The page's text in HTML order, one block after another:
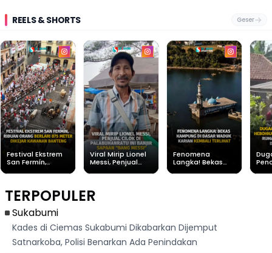
REELS & SHORTS Geser
Festival Ekstrem
San Fermín,
Banteng
Viral Mirip Lionel
Messi, Penjual
"Bang Messi"
Fenomena
Langka! Bekas
TERPOPULER
Sukabumi
Kades di Ciemas Sukabumi Dikabarkan Dijemput
Satnarkoba, Polisi Benarkan Ada Penindakan